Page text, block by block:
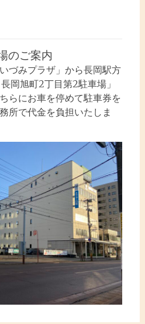
のご案内
づみプラザ」から長岡駅方
岡旭町2丁目第2駐車場」
らにお車を停めて駐車券を
所で代金を負担いたしま